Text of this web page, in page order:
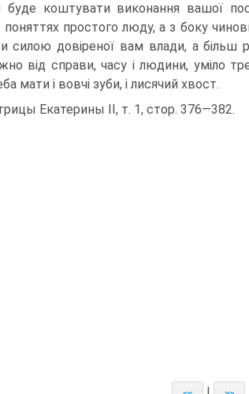
буде коштувати виконання вашої
простого люду, а з боку
силою довіреної вам влади, а більш
від справи, часу і людини, уміло
мати і вовчі зуби, і лисячий хвост.
Екатерины II, т. 1, стор. 376—382.